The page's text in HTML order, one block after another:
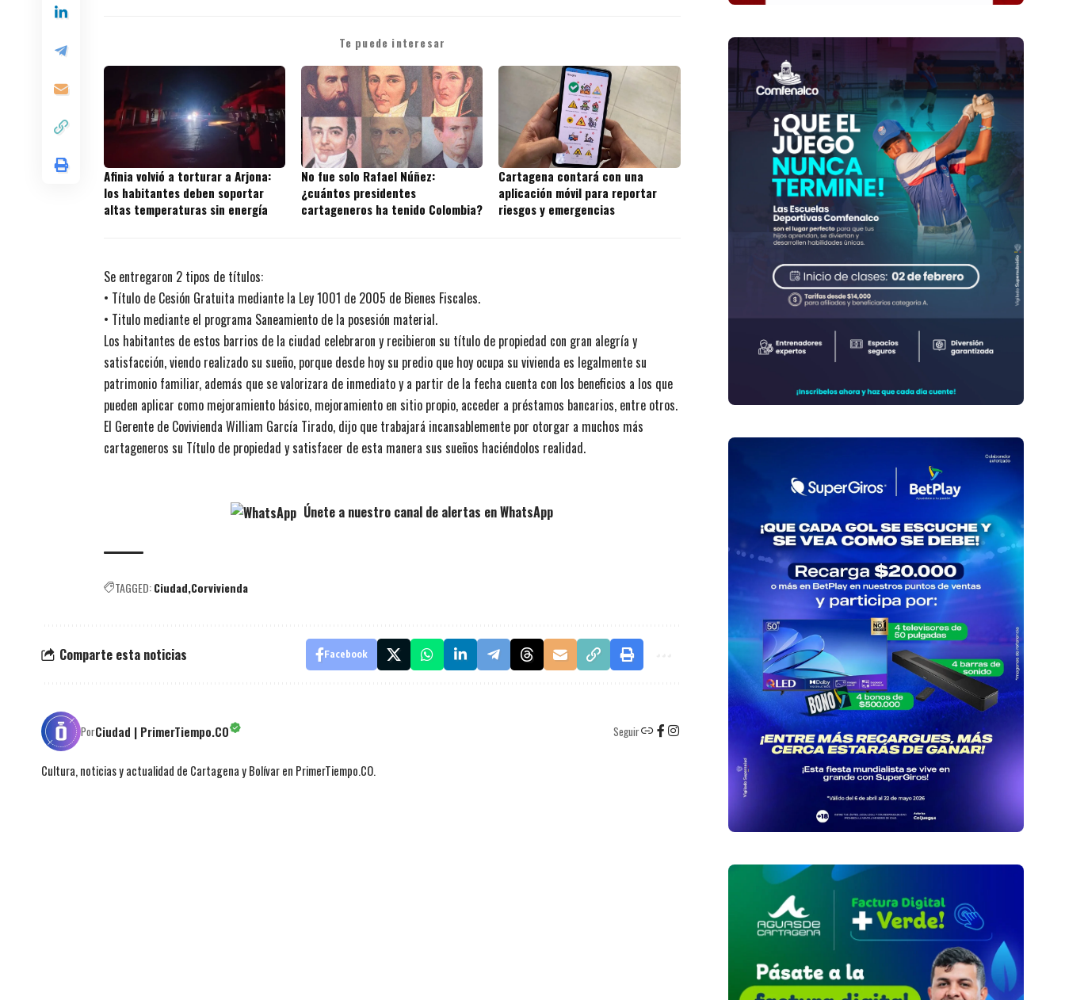
Te puede interesar
Afinia volvió a torturar a Arjona:
los habitantes deben soportar
altas temperaturas sin energía
No fue solo Rafael Núñez:
¿cuántos presidentes
cartageneros ha tenido Colombia?
Cartagena contará con una
aplicación móvil para reportar
riesgos y emergencias
Se entregaron 2 tipos de títulos:
• Título de Cesión Gratuita mediante la Ley 1001 de 2005 de Bienes Fiscales.
• Titulo mediante el programa Saneamiento de la posesión material.
Los habitantes de estos barrios de la ciudad celebraron y recibieron su título de propiedad con gran alegría y
satisfacción, viendo realizado su sueño, porque desde hoy su predio que hoy ocupa su vivienda es legalmente su
patrimonio familiar, además que se valorizara de inmediato y a partir de la fecha cuenta con los beneficios a los que
pueden aplicar como mejoramiento básico, mejoramiento en sitio propio, acceder a préstamos bancarios, entre otros.
El Gerente de Covivienda William García Tirado, dijo que trabajará incansablemente por otorgar a muchos más
cartageneros su Título de propiedad y satisfacer de esta manera sus sueños haciéndolos realidad.
Únete a nuestro canal de alertas en WhatsApp
TAGGED:Ciudad Corvivienda
Comparte esta noticias Facebook
PorCiudad | PrimerTiempo.CO Seguir
Cultura, noticias y actualidad de Cartagena y Bolívar en PrimerTiempo.CO.